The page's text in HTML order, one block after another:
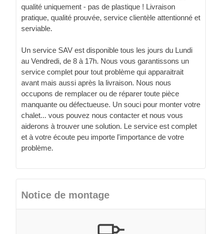
qualité uniquement - pas de plastique ! Livraison
pratique, qualité prouvée, service clientèle attentionné et
serviable.
Un service SAV est disponible tous les jours du Lundi
au Vendredi, de 8 à 17h. Nous vous garantissons un
service complet pour tout problème qui apparaitrait
avant mais aussi après la livraison. Nous nous
occupons de remplacer ou de réparer toute pièce
manquante ou défectueuse. Un souci pour monter votre
chalet... vous pouvez nous contacter et nous vous
aiderons à trouver une solution. Le service est complet
et à votre écoute peu importe l'importance de votre
problème.
Notice de montage